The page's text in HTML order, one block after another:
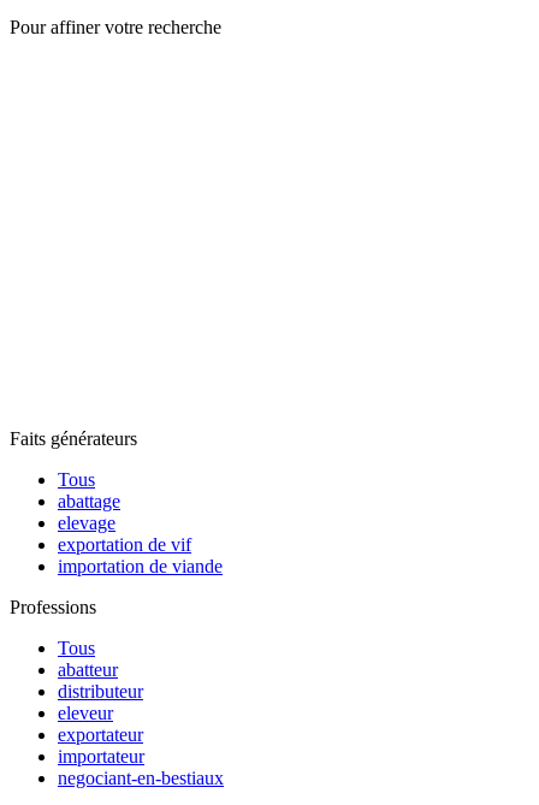
Pour affiner votre recherche
Faits générateurs
Tous
abattage
elevage
exportation de vif
importation de viande
Professions
Tous
abatteur
distributeur
eleveur
exportateur
importateur
negociant-en-bestiaux